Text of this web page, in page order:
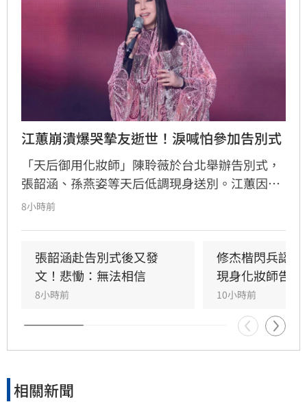
江蕙崩潰爆哭摯友逝世！淚喊怕參加告別式
「天后御用化妝師」陳聆薇於台北舉辦告別式，
張韶涵、孫燕姿等天后低調現身送別。江蕙因人
在國外無法出席，委託經紀人代為致意。江蕙經
抗癌仍敬業工作，令曾有抗癌經驗的江蕙十分心
疼，如今遺憾好友離世。陳聆薇曾與眾多華語樂
壇巨星合作，打造無數經典造型，在演藝圈地位
崇高且人緣極佳，此次告別式眾星雲集，展現其
在幕後無可取代的重要性，演藝圈好友皆對這位
專業且溫暖的幕後推手表達最深切的懷念與不
8小時前
張韶涵赴告別式後又發
文！悲慟：無法相信
8小時前
修杰楷閃兵認
現身化妝師告別
10小時前
相關新聞